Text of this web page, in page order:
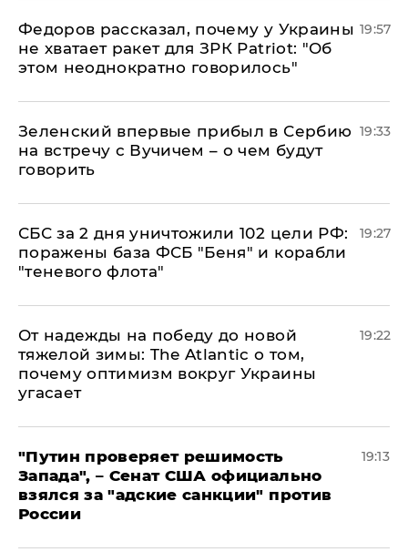
Федоров рассказал, почему у Украины
не хватает ракет для ЗРК Patriot: "Об
этом неоднократно говорилось"
19:57
Зеленский впервые прибыл в Сербию
на встречу с Вучичем – о чем будут
говорить
19:33
СБС за 2 дня уничтожили 102 цели РФ:
поражены база ФСБ "Беня" и корабли
"теневого флота"
19:27
От надежды на победу до новой
тяжелой зимы: The Atlantic о том,
почему оптимизм вокруг Украины
угасает
19:22
"Путин проверяет решимость
Запада", – Сенат США официально
взялся за "адские санкции" против
России
19:13